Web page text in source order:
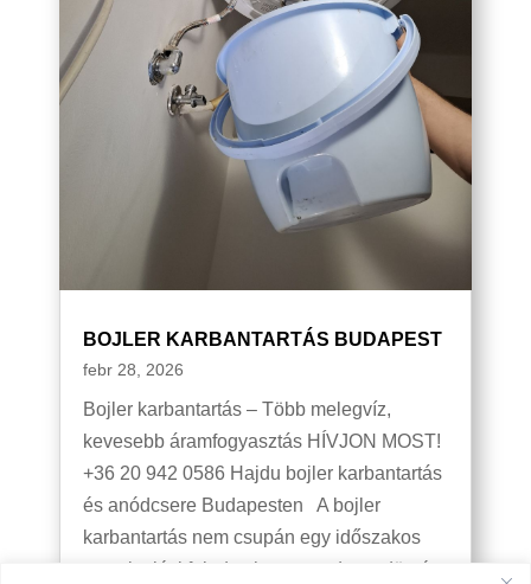
BOJLER KARBANTARTÁS BUDAPEST
febr 28, 2026
Bojler karbantartás – Több melegvíz,
kevesebb áramfogyasztás HÍVJON MOST!
+36 20 942 0586 Hajdu bojler karbantartás
és anódcsere Budapesten A bojler
karbantartás nem csupán egy időszakos
szervizelési feladat, hanem tudatos döntés